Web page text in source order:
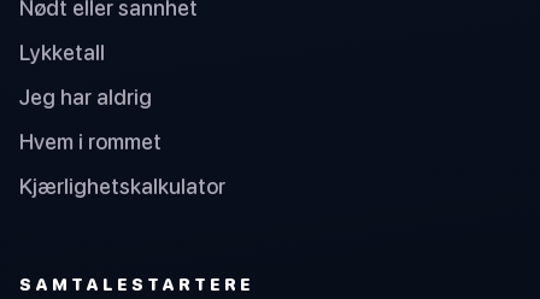
Nødt eller sannhet
Lykketall
Jeg har aldrig
Hvem i rommet
Kjærlighetskalkulator
SAMTALESTARTERE